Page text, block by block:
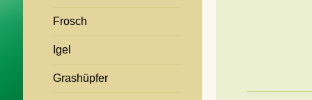
Frosch
Igel
Grashüpfer